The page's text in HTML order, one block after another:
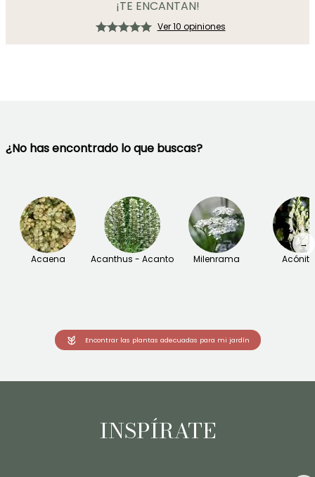
¡TE ENCANTAN!
Ver 10 opiniones
¿No has encontrado lo que buscas?
Acaena Acanthus - Acanto Milenrama
→
Encontrar las plantas adecuadas para mi jardín
INSPÍRATE